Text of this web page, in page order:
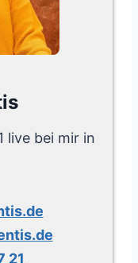
live bei mir in
21